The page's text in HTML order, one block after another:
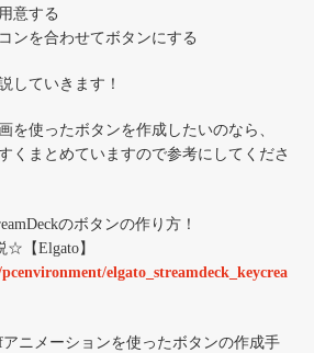
意する
ンを合わせてボタンにする
していきます！
を使ったボタンを作成したいのなら、
くまとめていますので参考にしてくださ
のボタンの作り方！
☆【Elgato】
elgato_streamdeck_keycrea
ニメーションを使ったボタンの作成手